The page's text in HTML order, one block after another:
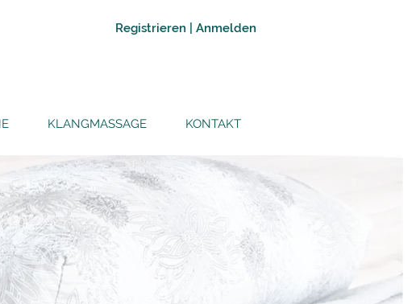
Registrieren | Anmelden
KLANGMASSAGE KONTAKT